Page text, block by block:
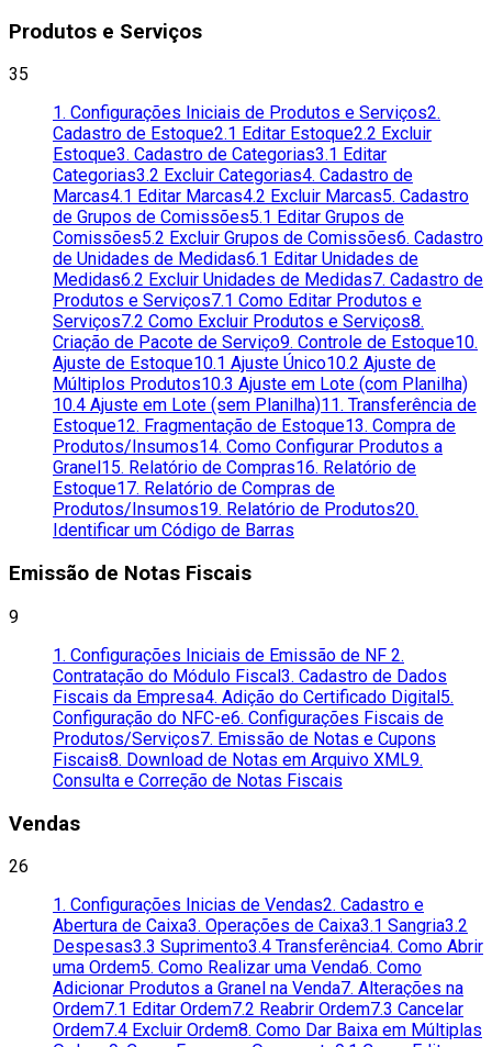
Produtos e Serviços
35
1. Configurações Iniciais de Produtos e Serviços2.
Cadastro de Estoque2.1 Editar Estoque2.2 Excluir
Estoque3. Cadastro de Categorias3.1 Editar
Categorias3.2 Excluir Categorias4. Cadastro de
Marcas4.1 Editar Marcas4.2 Excluir Marcas5. Cadastro
de Grupos de Comissões5.1 Editar Grupos de
Comissões5.2 Excluir Grupos de Comissões6. Cadastro
de Unidades de Medidas6.1 Editar Unidades de
Medidas6.2 Excluir Unidades de Medidas7. Cadastro de
Produtos e Serviços7.1 Como Editar Produtos e
Serviços7.2 Como Excluir Produtos e Serviços8.
Criação de Pacote de Serviço9. Controle de Estoque10.
Ajuste de Estoque10.1 Ajuste Único10.2 Ajuste de
Múltiplos Produtos10.3 Ajuste em Lote (com Planilha)
10.4 Ajuste em Lote (sem Planilha)11. Transferência de
Estoque12. Fragmentação de Estoque13. Compra de
Produtos/Insumos14. Como Configurar Produtos a
Granel 15. Relatório de Compras16. Relatório de
Estoque17. Relatório de Compras de
Produtos/Insumos19. Relatório de Produtos20.
Identificar um Código de Barras
Emissão de Notas Fiscais
9
1. Configurações Iniciais de Emissão de NF 2.
Contratação do Módulo Fiscal3. Cadastro de Dados
Fiscais da Empresa4. Adição do Certificado Digital5.
Configuração do NFC-e6. Configurações Fiscais de
Produtos/Serviços7. Emissão de Notas e Cupons
Fiscais8. Download de Notas em Arquivo XML9.
Consulta e Correção de Notas Fiscais
Vendas
26
1. Configurações Inicias de Vendas2. Cadastro e
Abertura de Caixa3. Operações de Caixa3.1 Sangria3.2
Despesas3.3 Suprimento3.4 Transferência4. Como Abrir
uma Ordem5. Como Realizar uma Venda6. Como
Adicionar Produtos a Granel na Venda7. Alterações na
Ordem7.1 Editar Ordem7.2 Reabrir Ordem7.3 Cancelar
Ordem7.4 Excluir Ordem8. Como Dar Baixa em Múltiplas